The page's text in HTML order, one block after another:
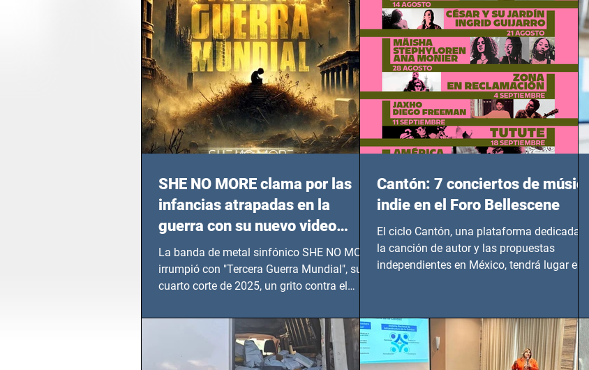
SHE NO MORE clama por las
infancias atrapadas en la
guerra con su nuevo video
TERCERA GUERRA MUNDIAL
La banda de metal sinfónico SHE NO MORE
irrumpió con "Tercera Guerra Mundial", su
cuarto corte de 2025, un grito contra el
en epicentros bélicos.
Cantón: 7 conciertos de música
indie en el Foro Bellescene
El ciclo Cantón, una plataforma dedicada a
la canción de autor y las propuestas
independientes en México, tendrá lugar en el
del 14 de agosto al 25 de septiembre, a las
20:00 horas.